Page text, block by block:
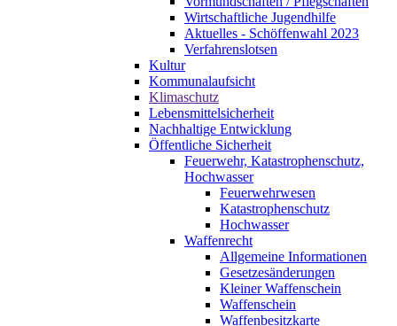
Wirtschaftliche Jugendhilfe
Aktuelles - Schöffenwahl 2023
Verfahrenslotsen
Kultur
Kommunalaufsicht
Klimaschutz
Lebensmittelsicherheit
Nachhaltige Entwicklung
Öffentliche Sicherheit
Feuerwehr, Katastrophenschutz,
Hochwasser
Feuerwehrwesen
Katastrophenschutz
Hochwasser
Waffenrecht
Allgemeine Informationen
Gesetzesänderungen
Kleiner Waffenschein
Waffenschein
Waffenbesitzkarte